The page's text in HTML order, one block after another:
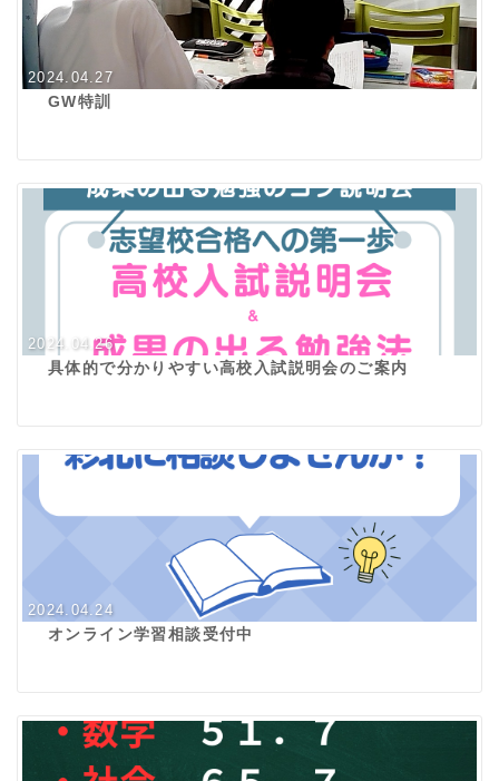
2024.04.27
GW特訓
2024.04.26
具体的で分かりやすい高校入試説明会のご案内
2024.04.24
オンライン学習相談受付中